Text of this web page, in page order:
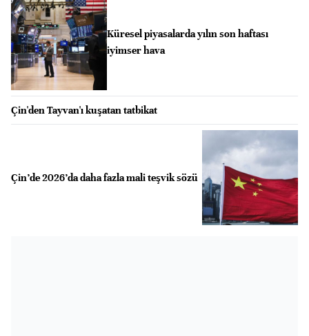
Küresel piyasalarda yılın son haftası
iyimser hava
Çin'den Tayvan'ı kuşatan tatbikat
Çin’de 2026’da daha fazla mali teşvik sözü